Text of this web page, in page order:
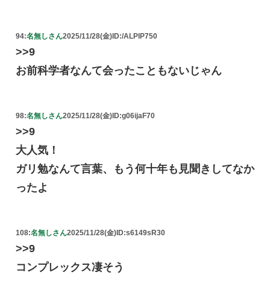
94:名無しさん2025/11/28(金) ID:/ALPlP750
>>9
お前科学者なんて会ったこともないじゃん
98:名無しさん2025/11/28(金) ID:g06ijaF70
>>9
大人気！
ガリ勉なんて言葉、もう何十年も見聞きしてなか
ったよ
108:名無しさん2025/11/28(金) ID:s6149sR30
>>9
コンプレックス凄そう